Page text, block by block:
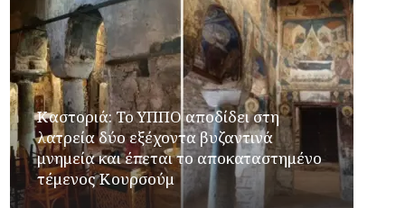
Καστοριά: Το ΥΠΠΟ αποδίδει στη
λατρεία δύο εξέχοντα βυζαντινά
μνημεία και έπεται το αποκαταστημένο
τέμενος Κουρσούμ